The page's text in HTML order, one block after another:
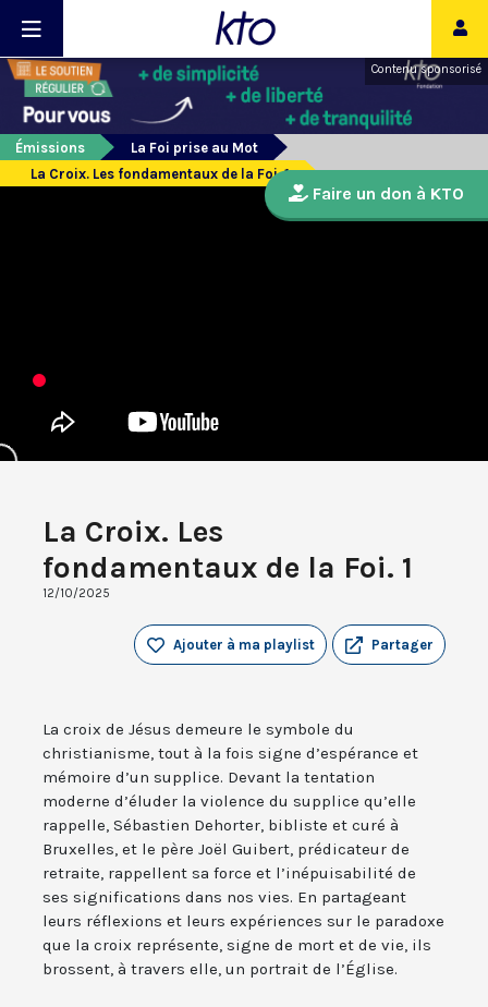
Contenu sponsorisé
Émissions
La Foi prise au Mot
La Croix. Les fondamentaux de la Foi. 1
La Croix. Les
fondamentaux de la Foi. 1
12/10/2025
Partager
Ajouter à ma playlist
La croix de Jésus demeure le symbole du
christianisme, tout à la fois signe d’espérance et
mémoire d’un supplice. Devant la tentation
moderne d’éluder la violence du supplice qu’elle
rappelle, Sébastien Dehorter, bibliste et curé à
Bruxelles, et le père Joël Guibert, prédicateur de
retraite, rappellent sa force et l’inépuisabilité de
ses significations dans nos vies. En partageant
leurs réflexions et leurs expériences sur le paradoxe
que la croix représente, signe de mort et de vie, ils
brossent, à travers elle, un portrait de l’Église.
Faire un don à KTO